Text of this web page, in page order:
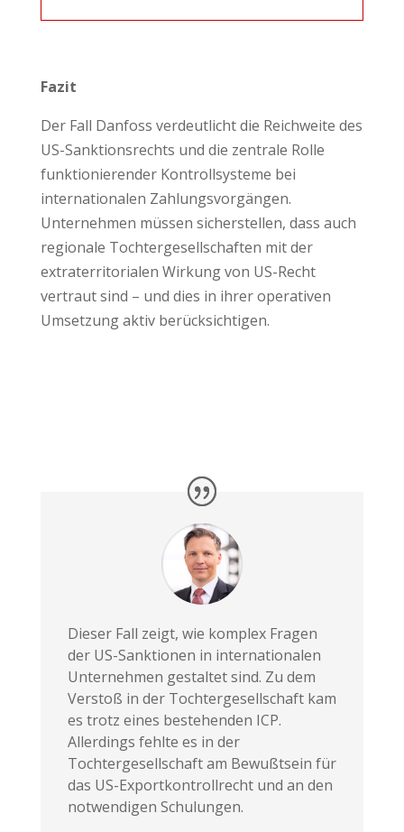
Fazit
Der Fall Danfoss verdeutlicht die Reichweite des
US-Sanktionsrechts und die zentrale Rolle
funktionierender Kontrollsysteme bei
internationalen Zahlungsvorgängen.
Unternehmen müssen sicherstellen, dass auch
regionale Tochtergesellschaften mit der
extraterritorialen Wirkung von US-Recht
vertraut sind – und dies in ihrer operativen
Umsetzung aktiv berücksichtigen.
Dieser Fall zeigt, wie komplex Fragen
der US-Sanktionen in internationalen
Unternehmen gestaltet sind. Zu dem
Verstoß in der Tochtergesellschaft kam
es trotz eines bestehenden ICP.
Allerdings fehlte es in der
Tochtergesellschaft am Bewußtsein für
das US-Exportkontrollrecht und an den
notwendigen Schulungen.